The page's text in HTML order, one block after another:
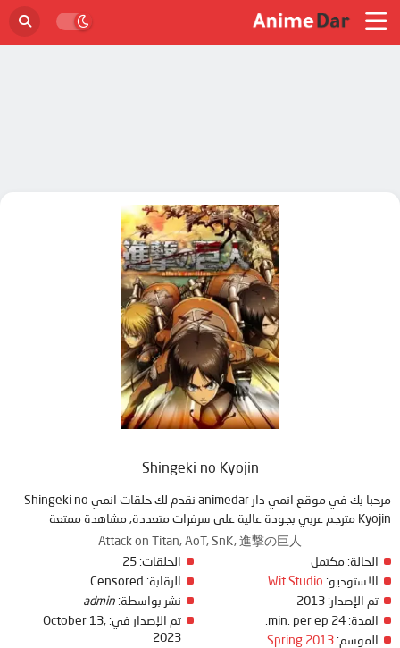
Shingeki no Kyojin
مرحبا بك في موقع انمي دار animedar نقدم لك حلقات انمي Shingeki no
Kyojin مترجم عربي بجودة عالية على سرفرات متعددة, مشاهدة ممتعة
Attack on Titan, AoT, SnK, 進撃の巨人
الحالة: مكتمل
الاستوديو: Wit Studio
تم الإصدار:
المدة:
الموسم: Spring 2013
الحلقات: 25
الرقابة:
نشر بواسطة: admin
تم الإصدار في: October 13,
2023